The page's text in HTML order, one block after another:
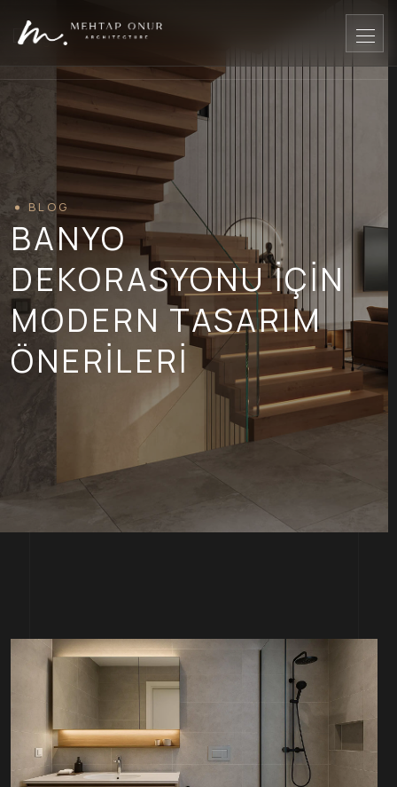
BLOG
BANYO
DEKORASYONU İÇIN
MODERN TASARIM
ÖNERILERI